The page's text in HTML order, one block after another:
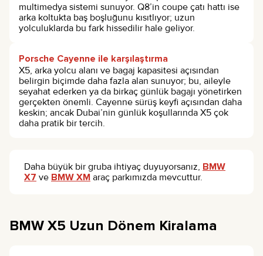
multimedya sistemi sunuyor. Q8’in coupe çatı hattı ise
arka koltukta baş boşluğunu kısıtlıyor; uzun
yolculuklarda bu fark hissedilir hale geliyor.
Porsche Cayenne ile karşılaştırma
X5, arka yolcu alanı ve bagaj kapasitesi açısından
belirgin biçimde daha fazla alan sunuyor; bu, aileyle
seyahat ederken ya da birkaç günlük bagajı yönetirken
gerçekten önemli. Cayenne sürüş keyfi açısından daha
keskin; ancak Dubai’nin günlük koşullarında X5 çok
daha pratik bir tercih.
Daha büyük bir gruba ihtiyaç duyuyorsanız, BMW
X7 ve BMW XM araç parkımızda mevcuttur.
BMW X5 Uzun Dönem Kiralama